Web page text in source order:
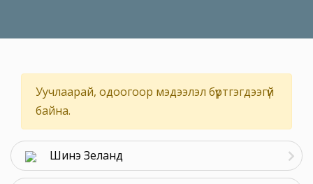
Уучлаарай, одоогоор мэдээлэл бүртгэгдээгүй
байна.
Шинэ Зеланд